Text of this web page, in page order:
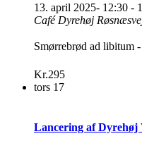
13. april 2025- 12:30 -
Café Dyrehøj
Smørrebrød ad
Kr.295
tors 17
Lancering af Dyrehøj